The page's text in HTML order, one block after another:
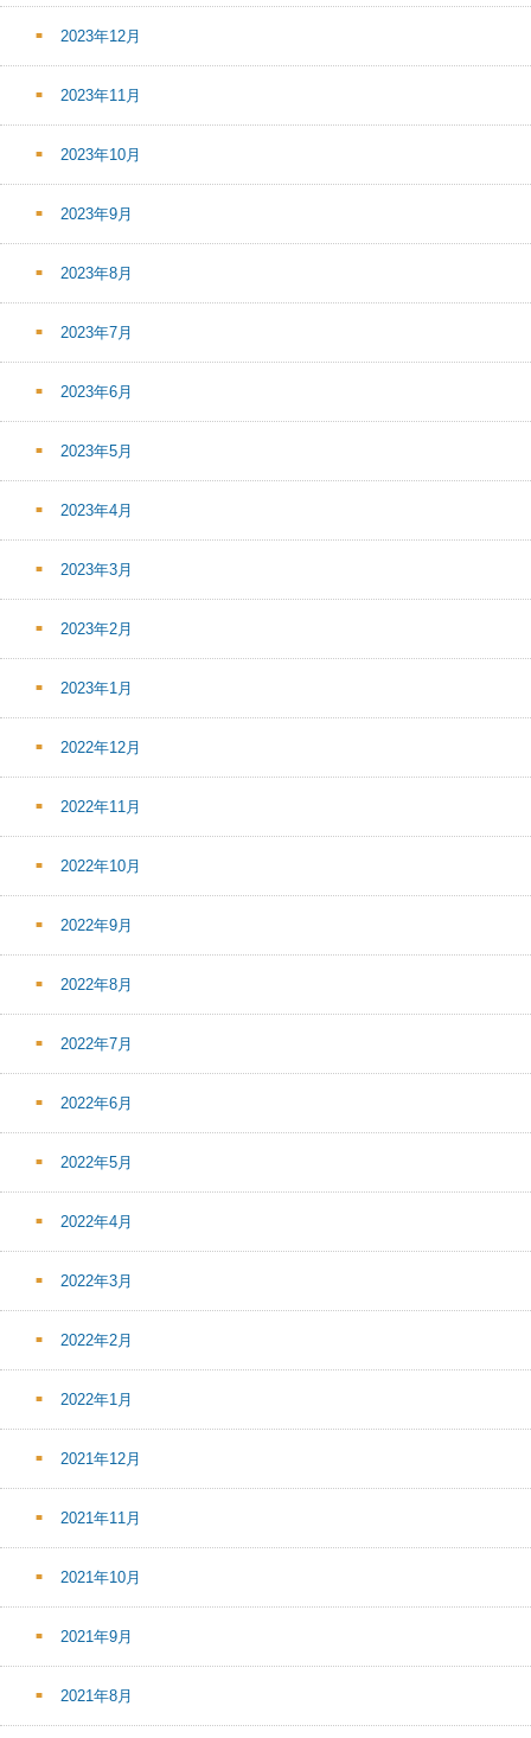
2023年12月
2023年11月
2023年10月
2023年9月
2023年8月
2023年7月
2023年6月
2023年5月
2023年4月
2023年3月
2023年2月
2023年1月
2022年12月
2022年11月
2022年10月
2022年9月
2022年8月
2022年7月
2022年6月
2022年5月
2022年4月
2022年3月
2022年2月
2022年1月
2021年12月
2021年11月
2021年10月
2021年9月
2021年8月